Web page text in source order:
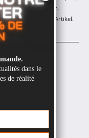
jederzeit abmelden.
reduzierte Artikel.
MagTube
ForceTube
Hüllen